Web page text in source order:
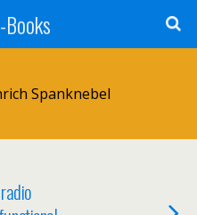
Spanknebel